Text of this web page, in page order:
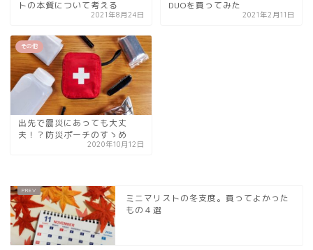
トの本質について考える
2021年8月24日
DUOを買ってみた
2021年2月11日
その他
出先で震災にあっても大丈
夫！？防災ポーチのすゝめ
2020年10月12日
ミニマリストの冬支度。買ってよかった
もの４選